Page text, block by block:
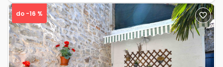
do -16 %